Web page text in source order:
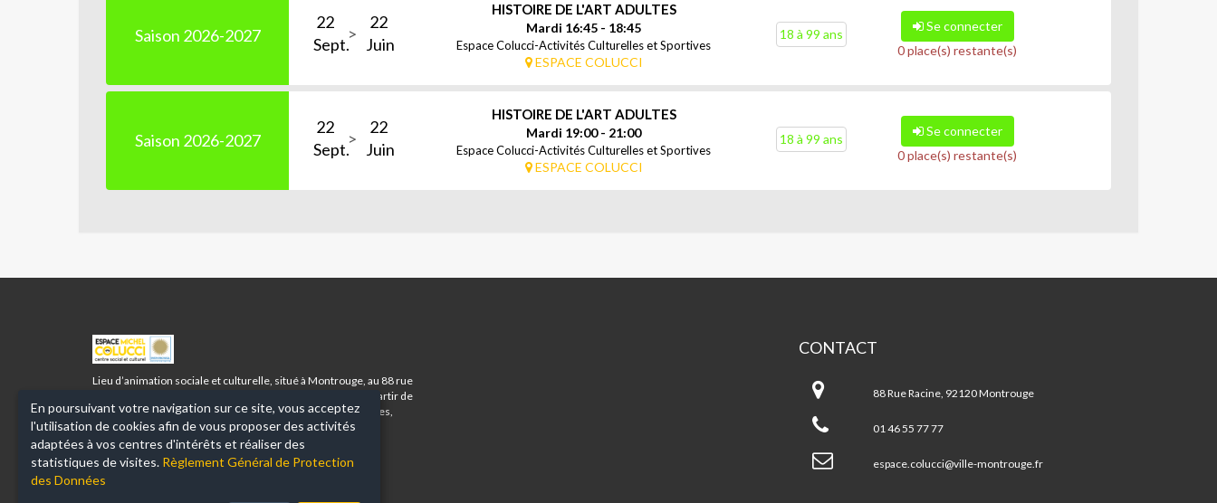
Saison 2026-2027
22
Sept.
22
Juin
HISTOIRE DE L'ART ADULTES
Mardi 16:45 - 18:45
Espace Colucci-Activités Culturelles et Sportives
ESPACE COLUCCI
18 à 99 ans
Se connecter
0 place(s) restante(s)
Saison 2026-2027
22
Sept.
22
Juin
HISTOIRE DE L'ART ADULTES
Mardi 19:00 - 21:00
Espace Colucci-Activités Culturelles et Sportives
ESPACE COLUCCI
18 à 99 ans
Se connecter
0 place(s) restante(s)
ESPACE
MICHEL
COLUCCI
MONTROUGE
Lieu d’animation sociale et culturelle, situé à Montrouge, au 88 rue
Racine, l’Espace Michel Colucci accueille tous les publics à partir de
3 ans et vous propose toute une palette d’activités corporelles,
santé bien-être, artistiques, musicales, linguistiques et
numériques.
CONTACT
Michel
Colucci
Montrouge
88 Rue Racine, 92120 Montrouge
01 46 55 77 77
espace.colucci@ville-montrouge.fr
En poursuivant votre navigation sur ce site, vous acceptez
l'utilisation de cookies afin de vous proposer des activités
adaptées à vos centres d'intérêts et réaliser des
statistiques de visites. Règlement Général de Protection
des Données